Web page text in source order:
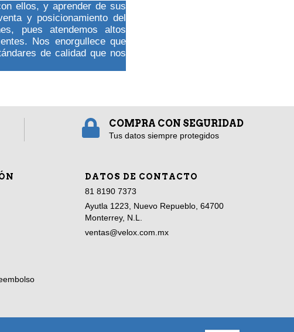
ellos, y aprender de sus
y posicionamiento del
pues atendemos altos
Nos enorgullece que
de calidad que nos
COMPRA CON SEGURIDAD
Tus datos siempre protegidos
DATOS DE CONTACTO
81 8190 7373
Ayutla 1223, Nuevo Repueblo, 64700
Monterrey, N.L.
ventas@velox.com.mx